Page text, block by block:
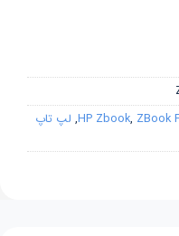
HP Zbook, ZBook
, لپ تاپ